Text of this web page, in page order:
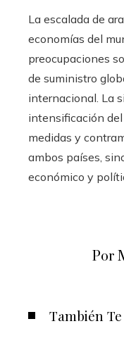
La escalada de
economías del
preocupaciones
de suministro
internacional. La
intensificación
medidas y
ambos países,
económico y
Por
También